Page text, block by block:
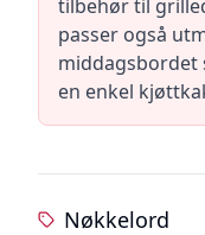
tilbehør til
passer også
middagsbordet
en enkel
Nøkkelord